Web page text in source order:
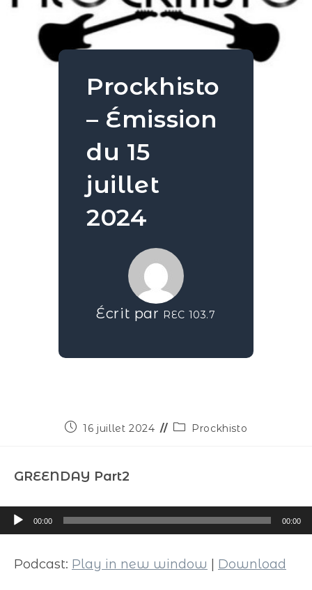
Prockhisto
– Émission
du 15
juillet
2024
Écrit par REC 103.7
16 juillet 2024 Prockhisto
GREENDAY Part2
Lecteur
audio
00:00 00:00
Podcast: Play in new window Download